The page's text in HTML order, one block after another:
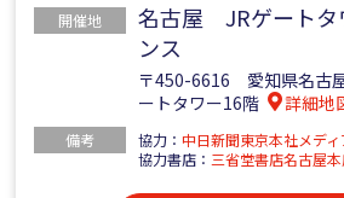
開催地
名古屋 JRゲートタ
ンス
〒450-6616 愛知県名古
ートタワー16階
詳細地
備考 協力： 中日新聞東京本社メデ
協力書店： 三省堂書店名古屋